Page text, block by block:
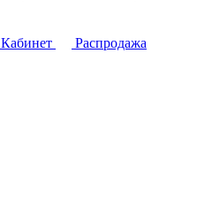
Кабинет
Распродажа